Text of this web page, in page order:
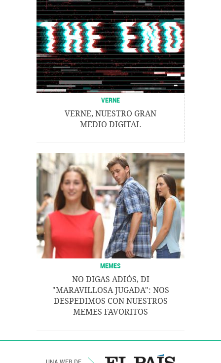
VERNE
VERNE, NUESTRO GRAN
MEDIO DIGITAL
MEMES
NO DIGAS ADIÓS, DI
"MARAVILLOSA JUGADA": NOS
DESPEDIMOS CON NUESTROS
MEMES FAVORITOS